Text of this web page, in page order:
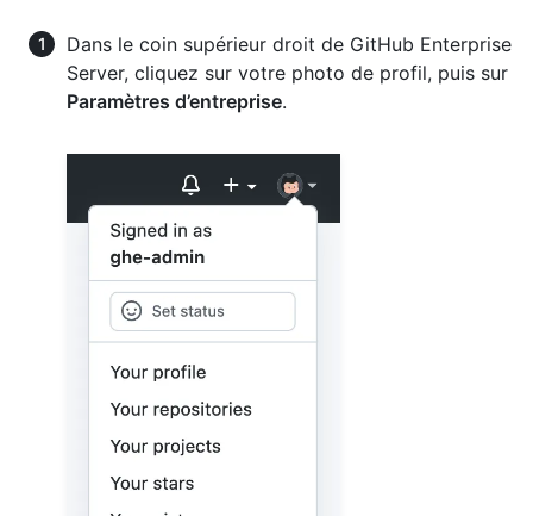
Dans le coin supérieur droit de GitHub Enterprise
Server, cliquez sur votre photo de profil, puis sur
Paramètres d’entreprise.